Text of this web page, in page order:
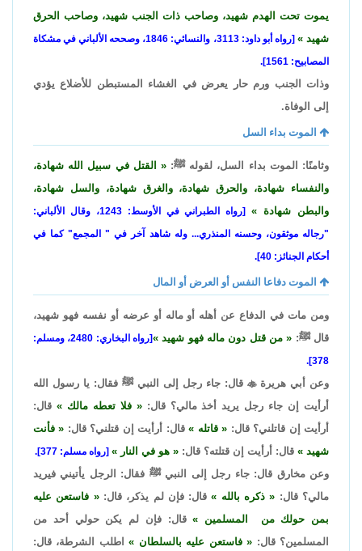
يموت تحت الهدم شهيد، وصاحب ذات الجنب شهيد، وصاحب الحرق
شهيد
[رواه أبو داود: 3113، والنسائي: 1846، وصححه الألباني في مشكاة
المصابيح: 1561].
وذات الجنب ورم حار يعرض في الغشاء المستبطن للأضلاع يؤدي
إلى الوفاة.
الموت بداء السل
وثامنًا: الموت بداء السل، لقوله ﷺ:
القتل في سبيل الله شهادة،
والنفساء شهادة، والحرق شهادة، والغرق شهادة، والسل شهادة،
والبطن شهادة
[رواه الطبراني في الأوسط: 1243، وقال الألباني:
"رجاله موثقون، وحسنه المنذري... وله شاهد آخر في " المجمع" كما في
أحكام الجنائز: 40].
الموت دفاعا النفس أو العرض أو المال
ومن مات في الدفاع عن أهله أو ماله أو عرضه أو نفسه فهو شهيد،
قال ﷺ:
من قتل دون ماله فهو شهيد
[رواه البخاري: 2480، ومسلم:
378].
وعن أبي هريرة قال: جاء رجل إلى النبي ﷺ فقال: يا رسول الله
أرأيت إن جاء رجل يريد أخذ مالي؟ قال:
فلا تعطه مالك
قال:
أرأيت إن قاتلني؟ قال:
قاتله قال: أرأيت إن قتلني؟ قال:
فأنت
شهيد
قال: أرأيت إن قتلته؟ قال: هو في النار [رواه مسلم: 377].
وعن مخارق قال: جاء رجل إلى النبي ﷺ فقال: الرجل يأتيني فيريد
مالي؟ قال:
ذكره بالله قال: فإن لم يذكر، قال:
فاستعن عليه
بمن حولك من المسلمين
قال: فإن لم يكن حولي أحد من
المسلمين؟ قال:
فاستعن عليه بالسلطان
اطلب الشرطة، قال: